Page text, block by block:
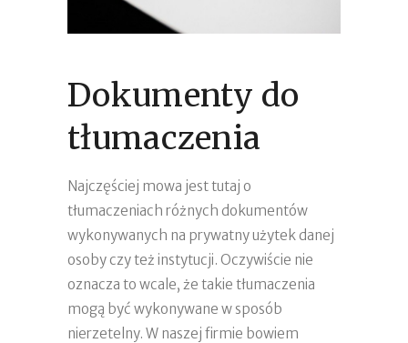
Dokumenty do
tłumaczenia
Najczęściej mowa jest tutaj o
tłumaczeniach różnych dokumentów
wykonywanych na prywatny użytek danej
osoby czy też instytucji. Oczywiście nie
oznacza to wcale, że takie tłumaczenia
mogą być wykonywane w sposób
nierzetelny. W naszej firmie bowiem